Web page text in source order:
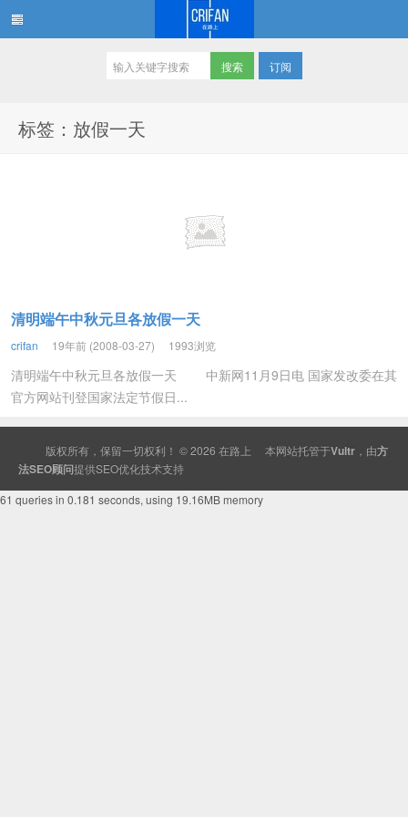
订阅
标签：放假一天
清明端午中秋元旦各放假一天
crifan 19年前 (2008-03-27) 1993浏览
清明端午中秋元旦各放假一天 中新网11月9日电 国家发改委在其
官方网站刊登国家法定节假日...
版权所有，保留一切权利！ © 2026 在路上 本网站托管于Vultr ，由方
法SEO顾问提供SEO优化技术支持
61 queries in 0.181 seconds, using 19.16MB memory